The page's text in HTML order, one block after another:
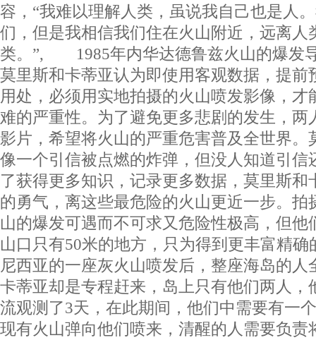
容，“我难以理解人类，虽说我自己也是人
们，但是我相信我们住在火山附近，远离人
类。”, 1985年内华达德鲁兹火山的爆发
莫里斯和卡蒂亚认为即使用客观数据，提前
用处，必须用实地拍摄的火山喷发影像，才
难的严重性。为了避免更多悲剧的发生，两
影片，希望将火山的严重危害普及全世界。
像一个引信被点燃的炸弹，但没人知道引
了获得更多知识，记录更多数据，莫里斯和
的勇气，离这些最危险的火山更近一步。拍
山的爆发可遇而不可求又危险性极高，但他
山口只有50米的地方，只为得到更丰富精
尼西亚的一座灰火山喷发后，整座海岛的人
卡蒂亚却是专程赶来，岛上只有他们两人，
流观测了3天，在此期间，他们中需要有一
现有火山弹向他们喷来，清醒的人需要负责